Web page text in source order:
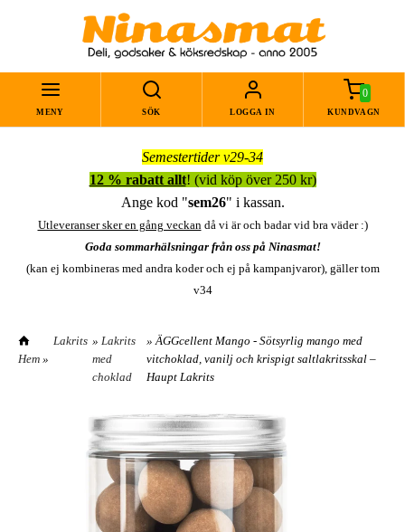
MENY SÖK LOGGA IN
0
KUNDVAGN
Semestertider v29-34
12 % rabatt allt! (vid köp över 250 kr)
Ange kod "sem26" i kassan.
Utleveranser sker en gång veckandå vi är och badar vid bra väder :)
Goda sommarhälsningar från oss på Ninasmat!
(kan ej kombineras med andra koder och ej på kampanjvaror), gäller tom
v34
Hem »
Lakrits » Lakrits
med
choklad
» ÄGGcellent Mango - Sötsyrlig mango med
vitchoklad, vanilj och krispigt saltlakritsskal –
Haupt Lakrits